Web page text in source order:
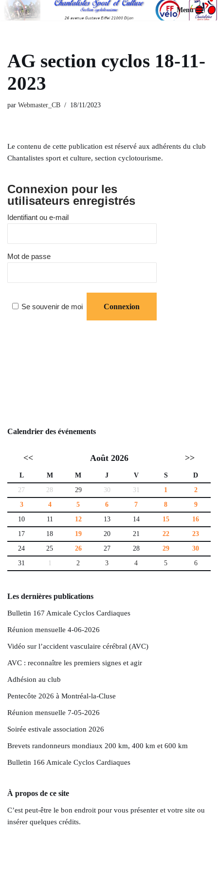
Menu
AG section cyclos 18-11-
2023
par Webmaster_CB 18/11/2023
Le contenu de cette publication est réservé aux adhérents du club
Chantalistes sport et culture, section cyclotourisme.
Connexion pour les
utilisateurs enregistrés
Identifiant ou e-mail
Mot de passe
Se souvenir de moi
Calendrier des événements
<< Août 2026 >>
L M M J V S
D
27
28 29 30 31 1
2
3
4 5 6 7 8
9
10
11 12 13 14 15
16
17
18 19 20 21 22
23
24
25 26 27 28 29
30
31
1 2 3 4 5 6
Les dernières publications
Bulletin 167 Amicale Cyclos Cardiaques
Réunion mensuelle 4-06-2026
Vidéo sur l’accident vasculaire cérébral (AVC)
AVC : reconnaître les premiers signes et agir
Adhésion au club
Pentecôte 2026 à Montréal-la-Cluse
Réunion mensuelle 7-05-2026
Soirée estivale association 2026
Brevets randonneurs mondiaux 200 km, 400 km et 600 km
Bulletin 166 Amicale Cyclos Cardiaques
À propos de ce site
C’est peut-être le bon endroit pour vous présenter et votre site ou
insérer quelques crédits.